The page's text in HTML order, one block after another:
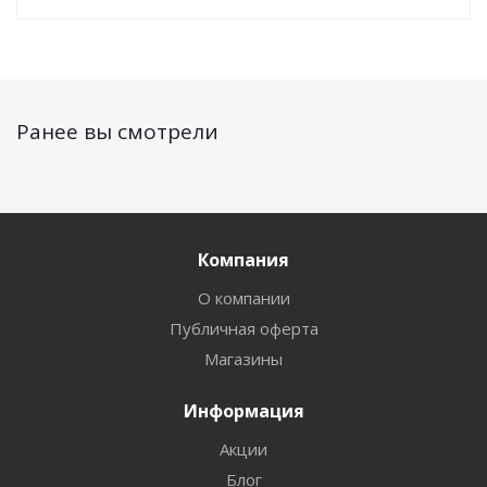
Ранее вы смотрели
Компания
О компании
Публичная оферта
Магазины
Информация
Акции
Блог